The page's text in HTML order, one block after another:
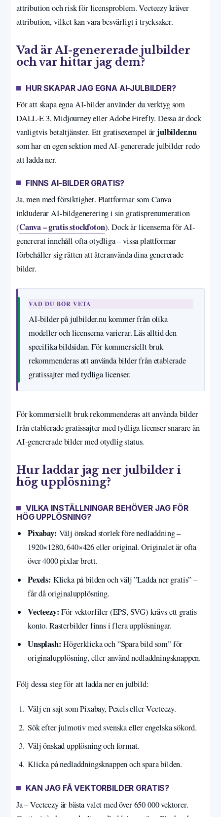
attribution och risk för licensproblem. Vecteezy kräver
attribution, vilket kan vara besvärligt i trycksaker.
Vad är AI-genererade julbilder
och var hittar jag dem?
HUR SKAPAR JAG EGNA AI-JULBILDER?
För att skapa egna AI-bilder använder du verktyg som
DALL·E 3, Midjourney eller Adobe Firefly. Dessa är dock
vanligtvis betaltjänster. Ett gratisexempel är julbilder.nu
som har en egen sektion med AI-genererade julbilder redo
att ladda ner.
FINNS AI-BILDER GRATIS?
Ja, men med försiktighet. Plattformar som Canva
inkluderar AI-bildgenerering i sin gratisprenumeration
(Canva – gratis stockfoton). Dock är licenserna för AI-
genererat innehåll ofta otydliga – vissa plattformar
förbehåller sig rätten att återanvända dina genererade
bilder.
VAD DU BÖR VETA
AI-bilder på julbilder.nu kommer från olika
modeller och licenserna varierar. Läs alltid den
specifika bildsidan. För kommersiellt bruk
rekommenderas att använda bilder från etablerade
gratissajter med tydliga licenser.
För kommersiellt bruk rekommenderas att använda bilder
från etablerade gratissajter med tydliga licenser snarare än
AI-genererade bilder med otydlig status.
Hur laddar jag ner julbilder i
hög upplösning?
VILKA INSTÄLLNINGAR BEHÖVER JAG FÖR
HÖG UPPLÖSNING?
Pixabay: Välj önskad storlek före nedladdning –
1920×1280, 640×426 eller original. Originalet är ofta
över 4000 pixlar brett.
Pexels: Klicka på bilden och välj ”Ladda ner gratis” –
får då originalupplösning.
Vecteezy: För vektorfiler (EPS, SVG) krävs ett gratis
konto. Rasterbilder finns i flera upplösningar.
Unsplash: Högerklicka och ”Spara bild som” för
originalupplösning, eller använd nedladdningsknappen.
Följ dessa steg för att ladda ner en julbild:
Välj en sajt som Pixabay, Pexels eller Vecteezy.
Sök efter julmotiv med svenska eller engelska sökord.
Välj önskad upplösning och format.
Klicka på nedladdningsknappen och spara bilden.
KAN JAG FÅ VEKTORBILDER GRATIS?
Ja – Vecteezy är bästa valet med över 650 000 vektorer.